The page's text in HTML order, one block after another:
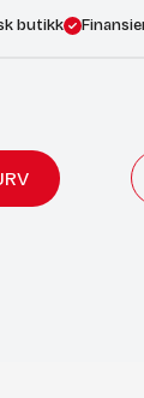
butikk